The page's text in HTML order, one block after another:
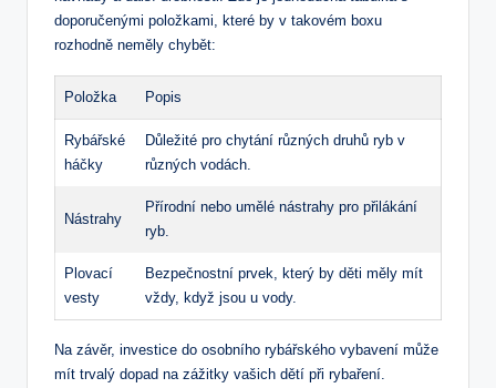
doporučenými položkami, které by v takovém boxu
rozhodně neměly chybět:
Položka Popis
Rybářské
háčky
Důležité pro chytání různých druhů ⁤ryb v
různých vodách.
Nástrahy
Přírodní nebo‍ umělé nástrahy pro přilákání
ryb.
Plovací
vesty
Bezpečnostní prvek, který by děti měly mít
vždy, když jsou u vody.
Na závěr, investice do⁢ osobního‌ rybářského vybavení⁣ může
mít trvalý dopad na zážitky vašich dětí⁤ při rybaření.